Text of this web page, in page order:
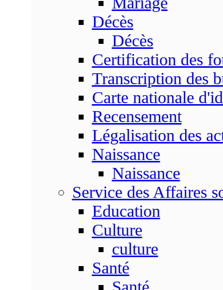
Décès
Décès
Certification des
Transcription des
Carte nationale
Recensement
Légalisation des
Naissance
Naissance
Service des Affaires
Education
Culture
culture
Santé